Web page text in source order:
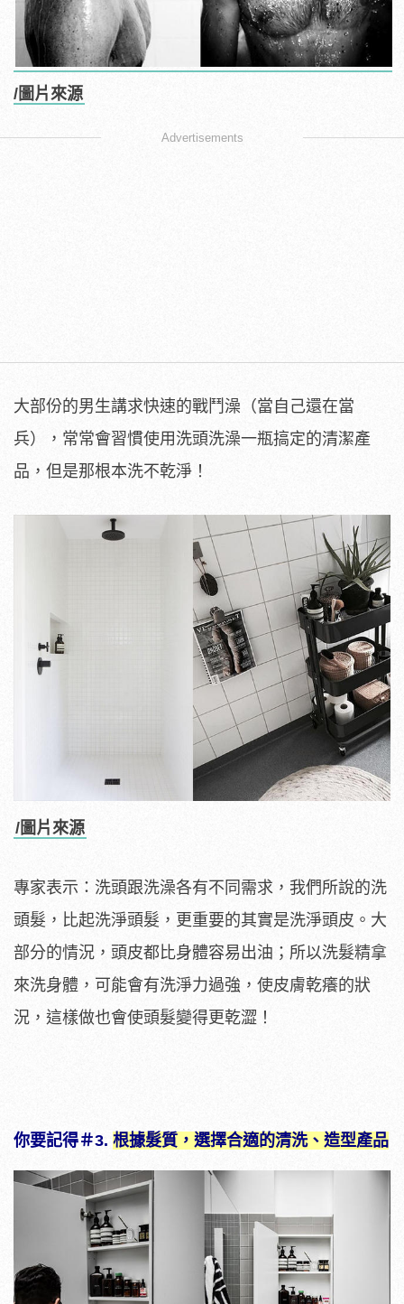
/圖片來源
Advertisements
大部份的男生講求快速的戰鬥澡（當自己還在當
兵），常常會習慣使用洗頭洗澡一瓶搞定的清潔產
品，但是那根本洗不乾淨！
/圖片來源
專家表示：洗頭跟洗澡各有不同需求，我們所說的洗
頭髮，比起洗淨頭髮，更重要的其實是洗淨頭皮。大
部分的情況，頭皮都比身體容易出油；所以洗髮精拿
來洗身體，可能會有洗淨力過強，使皮膚乾癢的狀
況，這樣做也會使頭髮變得更乾澀！
你要記得＃3. 根據髮質，選擇合適的清洗、造型產品